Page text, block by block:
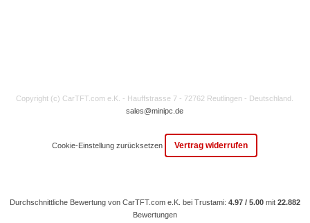
Copyright (c) CarTFT.com e.K. - Hauffstrasse 7 - 72762 Reutlingen - Deutschland.
sales@minipc.de
Cookie-Einstellung zurücksetzen Vertrag widerrufen
Durchschnittliche Bewertung von CarTFT.com e.K. bei Trustami: 4.97 / 5.00mit 22.882
Bewertungen